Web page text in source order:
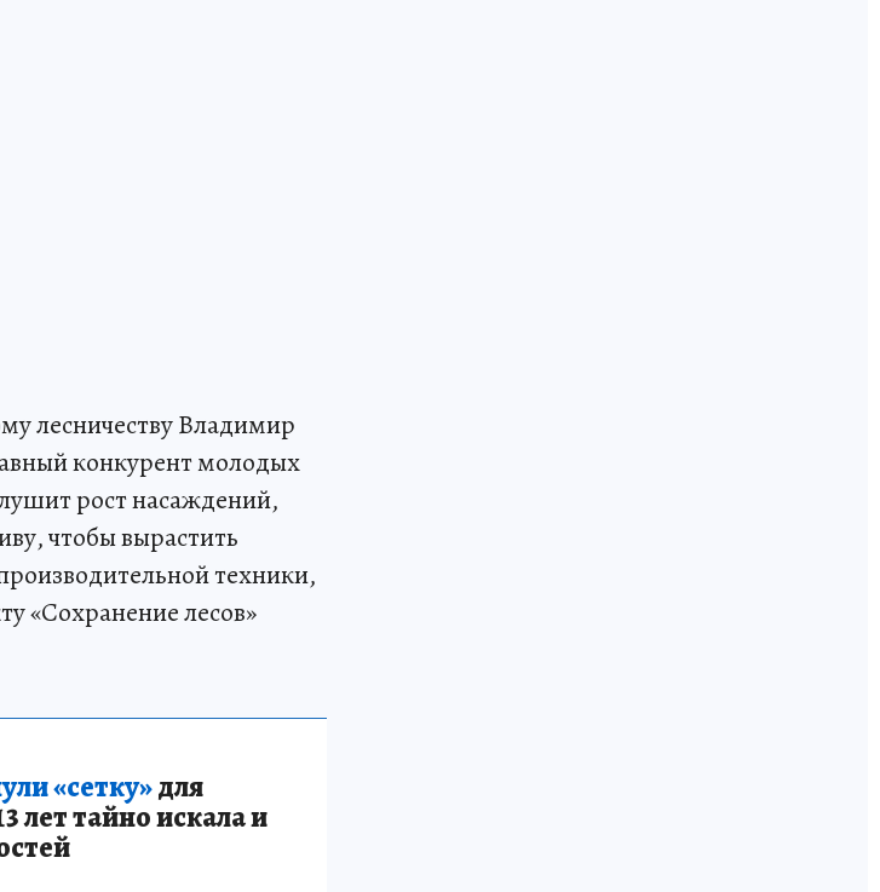
лесничеству Владимир
конкурент молодых
рост насаждений,
чтобы вырастить
техники,
«Сохранение лесов»
«сетку»для
лет тайно искала и